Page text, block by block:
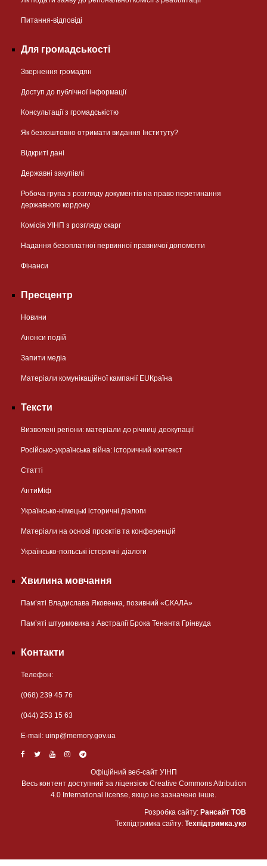
Питання-відповіді
Для громадськості
Звернення громадян
Доступ до публічної інформації
Консультації з громадськістю
Як безкоштовно отримати видання Інституту?
Відкриті дані
Державні закупівлі
Робоча група з розгляду документів на право перетинання
державного кордону
Комісія УІНП з розгляду скарг
Надання безоплатної первинної правничої допомогти
Фінанси
Пресцентр
Новини
Анонси подій
Запити медіа
Матеріали комунікаційної кампанії EUКраїна
Тексти
Визволені регіони: матеріали до річниці деокупації
Російсько-українська війна: історичний контекст
Статті
АнтиМіф
Українсько-німецькі історичні діалоги
Матеріали на основі проєктів та конференцій
Українсько-польські історичні діалоги
Хвилина мовчання
Пам’яті Владислава Яковенка, позивний «СКАЛА»
Пам’яті штурмовика з Австралії Брока Тенанта Грінвуда
Контакти
Телефон:
(068) 239 45 76
(044) 253 15 63
Е-mail: uinp@memory.gov.ua
Офіційний веб-сайт УІНП
Весь контент доступний за ліцензією Creative Commons Attribution
4.0 International license, якщо не зазначено інше.
Розробка сайту: Рансайт ТОВ
Техпідтримка сайту: Техпідтримка.укр